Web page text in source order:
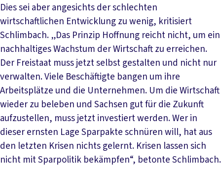
Dies sei aber angesichts der schlechten
wirtschaftlichen Entwicklung zu wenig, kritisiert
Schlimbach. „Das Prinzip Hoffnung reicht nicht, um ein
nachhaltiges Wachstum der Wirtschaft zu erreichen.
Der Freistaat muss jetzt selbst gestalten und nicht nur
verwalten. Viele Beschäftigte bangen um ihre
Arbeitsplätze und die Unternehmen. Um die Wirtschaft
wieder zu beleben und Sachsen gut für die Zukunft
aufzustellen, muss jetzt investiert werden. Wer in
dieser ernsten Lage Sparpakte schnüren will, hat aus
den letzten Krisen nichts gelernt. Krisen lassen sich
nicht mit Sparpolitik bekämpfen“, betonte Schlimbach.